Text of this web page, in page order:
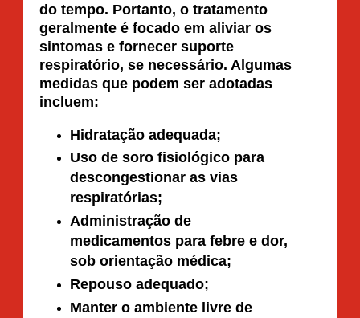
do tempo. Portanto, o tratamento
geralmente é focado em aliviar os
sintomas e fornecer suporte
respiratório, se necessário. Algumas
medidas que podem ser adotadas
incluem:
Hidratação adequada;
Uso de soro fisiológico para
descongestionar as vias
respiratórias;
Administração de
medicamentos para febre e dor,
sob orientação médica;
Repouso adequado;
Manter o ambiente livre de